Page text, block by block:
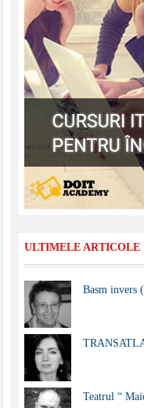
ULTIMELE ARTICOLE
Basm invers
Teatrul “